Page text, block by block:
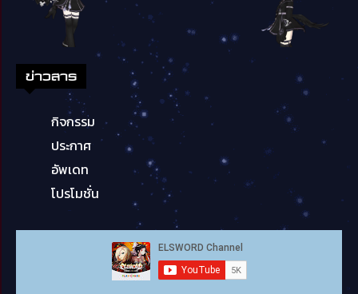
ข่าวสาร
กิจกรรม
ประกาศ
อัพเดท
โปรโมชั่น